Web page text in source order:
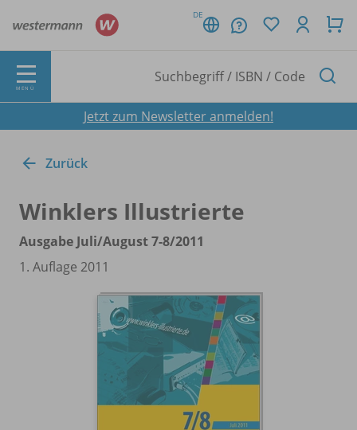
DE
MENÜ
Jetzt zum Newsletter anmelden!
Zurück
Winklers Illustrierte
Ausgabe Juli/August 7-8/2011
1. Auflage 2011